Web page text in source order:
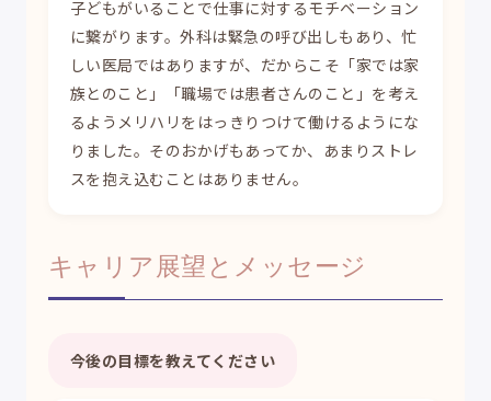
子どもがいることで仕事に対するモチベーション
に繋がります。外科は緊急の呼び出しもあり、忙
しい医局ではありますが、だからこそ「家では家
族とのこと」「職場では患者さんのこと」を考え
るようメリハリをはっきりつけて働けるようにな
りました。そのおかげもあってか、あまりストレ
スを抱え込むことはありません。
キャリア展望とメッセージ
今後の目標を教えてください